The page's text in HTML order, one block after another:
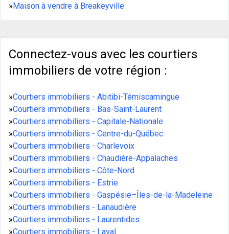
»Maison à vendre à Breakeyville
Connectez-vous avec les courtiers
immobiliers de votre région :
»Courtiers immobiliers - Abitibi-Témiscamingue
»Courtiers immobiliers - Bas-Saint-Laurent
»Courtiers immobiliers - Capitale-Nationale
»Courtiers immobiliers - Centre-du-Québec
»Courtiers immobiliers - Charlevoix
»Courtiers immobiliers - Chaudière-Appalaches
»Courtiers immobiliers - Côte-Nord
»Courtiers immobiliers - Estrie
»Courtiers immobiliers - Gaspésie–Îles-de-la-Madeleine
»Courtiers immobiliers - Lanaudière
»Courtiers immobiliers - Laurentides
»Courtiers immobiliers - Laval